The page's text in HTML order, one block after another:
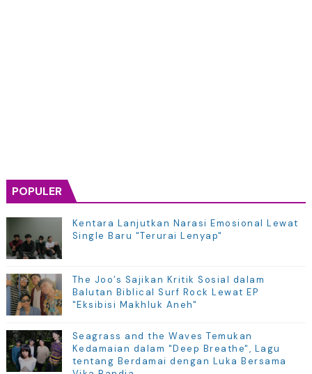
POPULER
Kentara Lanjutkan Narasi Emosional Lewat
Single Baru "Terurai Lenyap"
The Joo’s Sajikan Kritik Sosial dalam
Balutan Biblical Surf Rock Lewat EP
"Eksibisi Makhluk Aneh"
Seagrass and the Waves Temukan
Kedamaian dalam "Deep Breathe", Lagu
tentang Berdamai dengan Luka Bersama